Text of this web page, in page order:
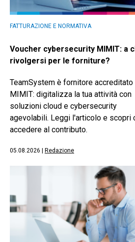
FATTURAZIONE E NORMATIVA
Voucher cybersecurity MIMIT: a
rivolgersi per le forniture?
TeamSystem è fornitore accreditato
MIMIT: digitalizza la tua attività con
soluzioni cloud e cybersecurity
agevolabili. Leggi l'articolo e scopri
accedere al contributo.
05.08.2026 | Redazione